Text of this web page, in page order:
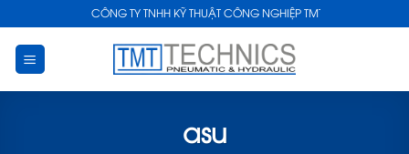
to
content
CÔNG TY TNHH KỸ THUẬT CÔNG NGHIỆP TMT
asu